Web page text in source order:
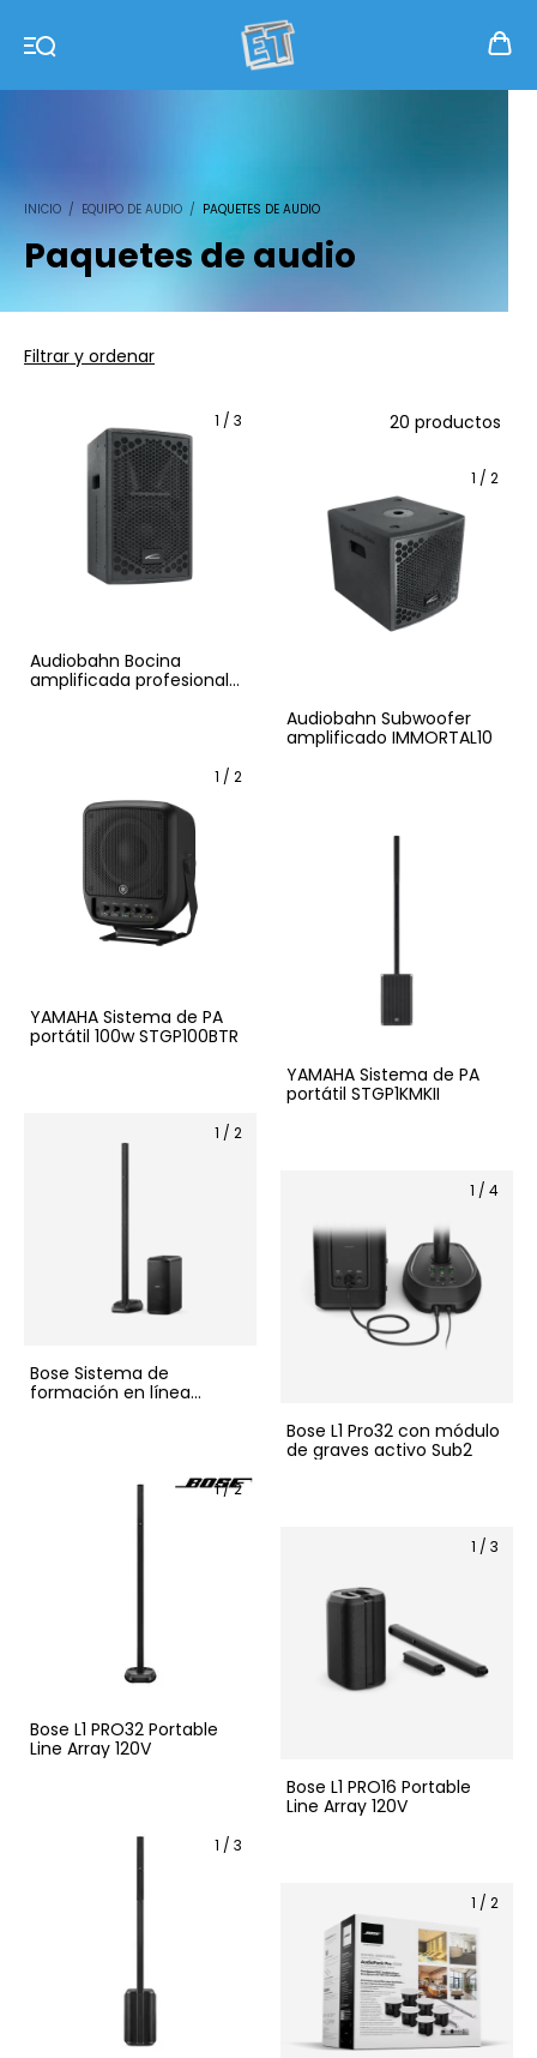
INICIO / EQUIPO DE AUDIO / PAQUETES DE AUDIO
Paquetes de audio
Filtrar y ordenar
20 productos
1 / 3
Audiobahn Bocina
amplificada profesional
1 / 2
Audiobahn Subwoofer
amplificado IMMORTAL10
1 / 2
YAMAHA Sistema de PA
portátil 100w STGP100BTR
YAMAHA Sistema de PA
portátil STGP1KMKII
1 / 2
Bose Sistema de
formación en línea
1 / 4
Bose L1 Pro32 con módulo
de graves activo Sub2
1/2
Bose L1 PRO32 Portable
Line Array 120V
1 / 3
Bose L1 PRO16 Portable
Line Array 120V
1 / 3
1 / 2